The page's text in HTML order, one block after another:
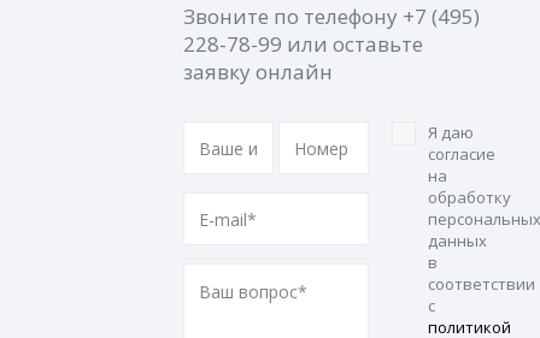
Звоните по телефону +7 (495)
228-78-99 или оставьте
заявку онлайн
Я даю
согласие
на
обработку
персональных
данных
в
соответствии
с
политикой